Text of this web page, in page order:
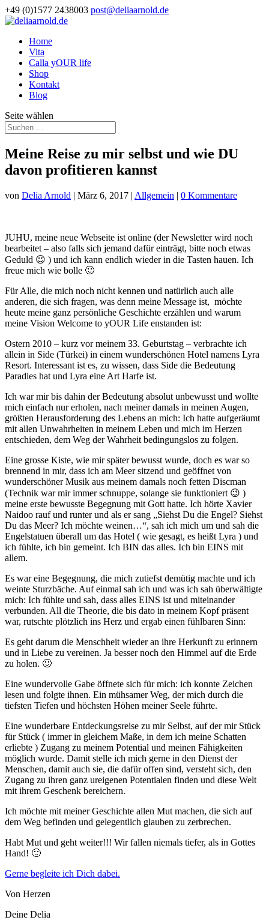
+49 (0)1577 2438003 post@deliaarnold.de
Home
Vita
Calla yOUR life
Shop
Kontakt
Blog
Seite wählen
Meine Reise zu mir selbst und wie DU
davon profitieren kannst
von Delia Arnold | März 6, 2017 | Allgemein | 0 Kommentare
JUHU, meine neue Webseite ist online (der Newsletter wird noch
bearbeitet – also falls sich jemand dafür einträgt, bitte noch etwas
Geduld 😉 ) und ich kann endlich wieder in die Tasten hauen. Ich
freue mich wie bolle 🙂
Für Alle, die mich noch nicht kennen und natürlich auch alle
anderen, die sich fragen, was denn meine Message ist, möchte
heute meine ganz persönliche Geschichte erzählen und warum
meine Vision Welcome to yOUR Life enstanden ist:
Ostern 2010 – kurz vor meinem 33. Geburtstag – verbrachte ich
allein in Side (Türkei) in einem wunderschönen Hotel namens Lyra
Resort. Interessant ist es, zu wissen, dass Side die Bedeutung
Paradies hat und Lyra eine Art Harfe ist.
Ich war mir bis dahin der Bedeutung absolut unbewusst und wollte
mich einfach nur erholen, nach meiner damals in meinen Augen,
größten Herausforderung des Lebens an mich: Ich hatte aufgeräumt
mit allen Unwahrheiten in meinem Leben und mich im Herzen
entschieden, dem Weg der Wahrheit bedingungslos zu folgen.
Eine grosse Kiste, wie mir später bewusst wurde, doch es war so
brennend in mir, dass ich am Meer sitzend und geöffnet von
wunderschöner Musik aus meinem damals noch fetten Discman
(Technik war mir immer schnuppe, solange sie funktioniert 😉 )
meine erste bewusste Begegnung mit Gott hatte. Ich hörte Xavier
Naidoo rauf und runter und als er sang „Siehst Du die Engel? Siehst
Du das Meer? Ich möchte weinen…“, sah ich mich um und sah die
Engelstatuen überall um das Hotel ( wie gesagt, es heißt Lyra ) und
ich fühlte, ich bin gemeint. Ich BIN das alles. Ich bin EINS mit
allem.
Es war eine Begegnung, die mich zutiefst demütig machte und ich
weinte Sturzbäche. Auf einmal sah ich und was ich sah überwältigte
mich: Ich fühlte und sah, dass alles EINS ist und miteinander
verbunden. All die Theorie, die bis dato in meinem Kopf präsent
war, rutschte plötzlich ins Herz und ergab einen fühlbaren Sinn:
Es geht darum die Menschheit wieder an ihre Herkunft zu erinnern
und in Liebe zu vereinen. Ja besser noch den Himmel auf die Erde
zu holen. 🙂
Eine wundervolle Gabe öffnete sich für mich: ich konnte Zeichen
lesen und folgte ihnen. Ein mühsamer Weg, der mich durch die
tiefsten Tiefen und höchsten Höhen meiner Seele führte.
Eine wunderbare Entdeckungsreise zu mir Selbst, auf der mir Stück
für Stück ( immer in gleichem Maße, in dem ich meine Schatten
erliebte ) Zugang zu meinem Potential und meinen Fähigkeiten
möglich wurde. Damit stelle ich mich gerne in den Dienst der
Menschen, damit auch sie, die dafür offen sind, versteht sich, den
Zugang zu ihren ganz ureigenen Potentialen finden und diese Welt
mit ihrem Geschenk bereichern.
Ich möchte mit meiner Geschichte allen Mut machen, die sich auf
dem Weg befinden und gelegentlich glauben zu zerbrechen.
Habt Mut und geht weiter!!! Wir fallen niemals tiefer, als in Gottes
Hand! 🙂
Gerne begleite ich Dich dabei.
Von Herzen
Deine Delia